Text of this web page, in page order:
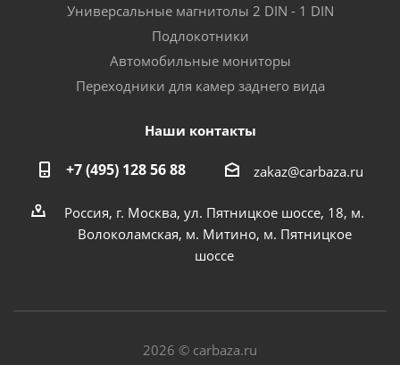
Универсальные магнитолы 2 DIN - 1 DIN
Подлокотники
Автомобильные мониторы
Переходники для камер заднего вида
Наши контакты
+7 (495) 128 56 88 zakaz@carbaza.ru
Россия, г. Москва, ул. Пятницкое шоссе, 18, м.
Волоколамская, м. Митино, м. Пятницкое
шоссе
2026 © carbaza.ru